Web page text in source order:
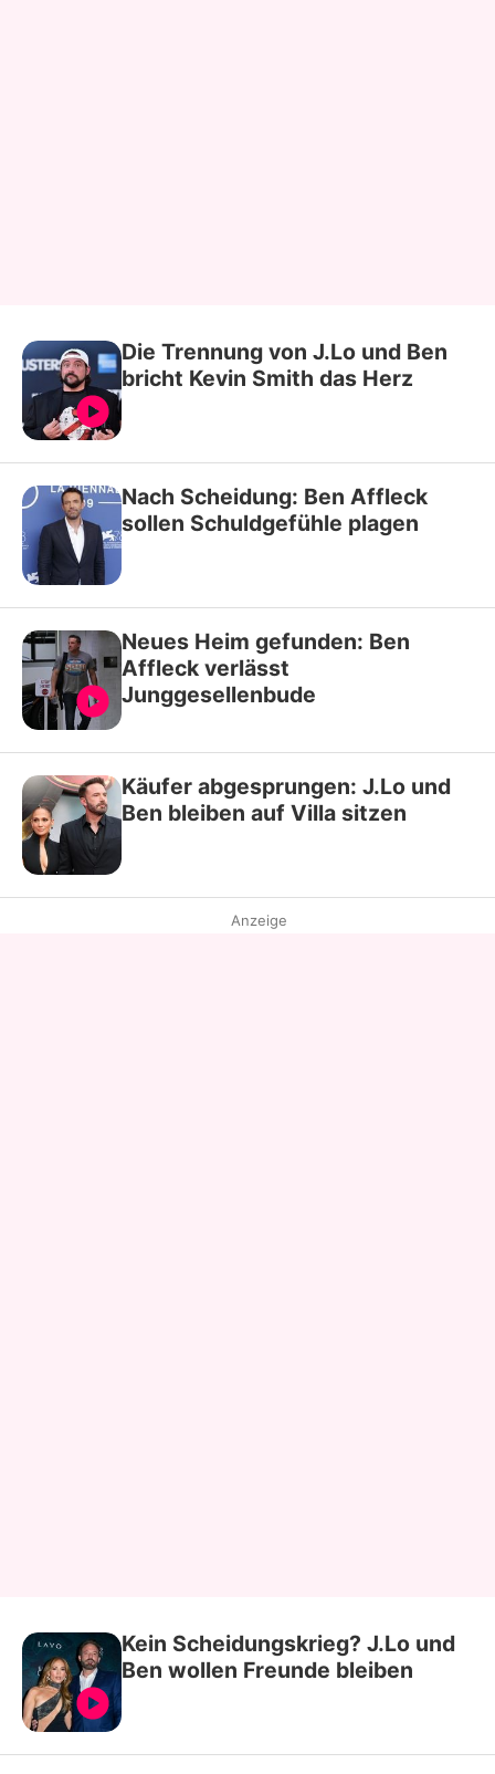
Die Trennung von J.Lo und Ben
bricht Kevin Smith das Herz
Nach Scheidung: Ben Affleck
sollen Schuldgefühle plagen
Neues Heim gefunden: Ben
Affleck verlässt
Junggesellenbude
Käufer abgesprungen: J.Lo und
Ben bleiben auf Villa sitzen
Anzeige
Kein Scheidungskrieg? J.Lo und
Ben wollen Freunde bleiben